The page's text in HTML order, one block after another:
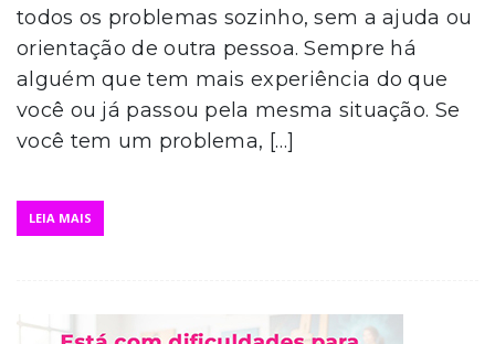
todos os problemas sozinho, sem a ajuda ou
orientação de outra pessoa. Sempre há
alguém que tem mais experiência do que
você ou já passou pela mesma situação. Se
você tem um problema, […]
LEIA MAIS